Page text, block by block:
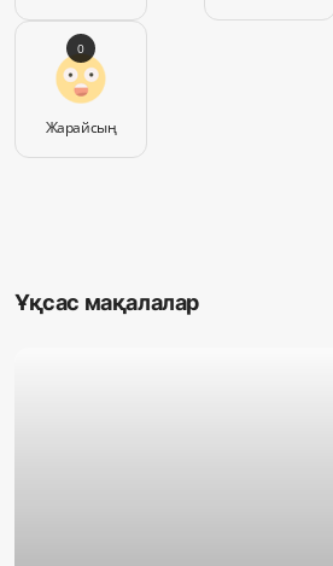
Жарайсың
0
Ұқсас мақалалар